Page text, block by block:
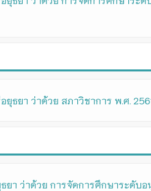
ธยา ว่าด้วย สภาวิชาการ พ.ศ.
า ว่าด้วย การจัดการศึกษาระดับ